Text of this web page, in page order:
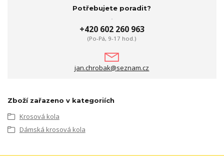
Potřebujete poradit?
+420 602 260 963
(Po-Pá, 9-17 hod.)
jan.chrobak@seznam.cz
Zboží zařazeno v kategoriích
Krosová kola
Dámská krosová kola